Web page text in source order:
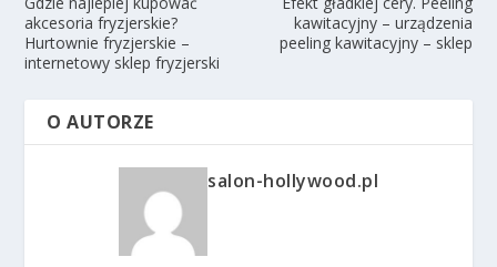
akcesoria fryzjerskie?
Hurtownie fryzjerskie –
internetowy sklep fryzjerski
kawitacyjny – urządzenia
peeling kawitacyjny – sklep
O AUTORZE
salon-hollywood.pl